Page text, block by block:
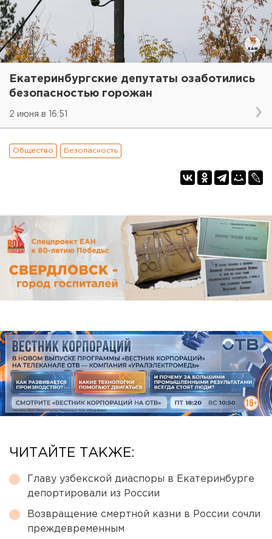
Екатеринбургские депутаты озаботились
безопасностью горожан
2 июня в 16:51
Общество Безопасность
ЧИТАЙТЕ ТАКЖЕ:
Главу узбекской диаспоры в Екатеринбурге
депортировали из России
Возвращение смертной казни в России сочли
преждевременным